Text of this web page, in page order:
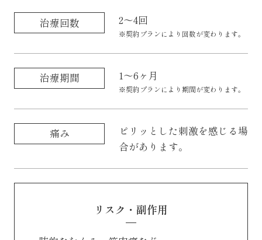
治療回数 2〜4回
※契約プランにより回数が変わります。
治療期間 1～6ヶ月
※契約プランにより期間が変わります。
痛み
ピリッとした刺激を感じる場
合があります。
リスク・副作用